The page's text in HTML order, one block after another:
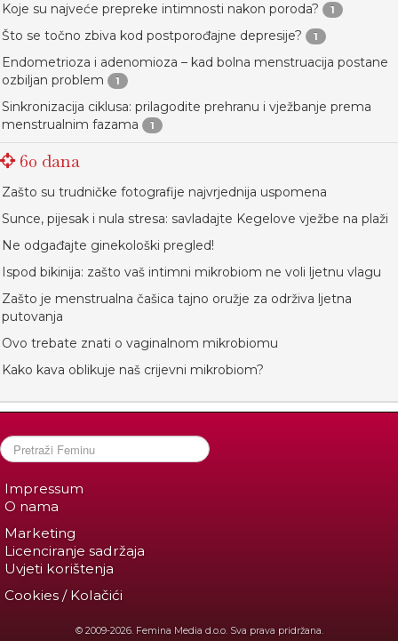
Koje su najveće prepreke intimnosti nakon poroda? 1
Što se točno zbiva kod postporođajne depresije? 1
Endometrioza i adenomioza – kad bolna menstruacija postane
ozbiljan problem
1
Sinkronizacija ciklusa: prilagodite prehranu i vježbanje prema
menstrualnim fazama
1
60 dana
Zašto su trudničke fotografije najvrjednija uspomena
Sunce, pijesak i nula stresa: savladajte Kegelove vježbe na plaži
Ne odgađajte ginekološki pregled!
Ispod bikinija: zašto vaš intimni mikrobiom ne voli ljetnu vlagu
Zašto je menstrualna čašica tajno oružje za održiva ljetna
putovanja
Ovo trebate znati o vaginalnom mikrobiomu
Kako kava oblikuje naš crijevni mikrobiom?
Impressum
O nama
Marketing
Licenciranje sadržaja
Uvjeti korištenja
Cookies / Kolačići
© 2009-2026. Femina Media d.o.o. Sva prava pridržana.